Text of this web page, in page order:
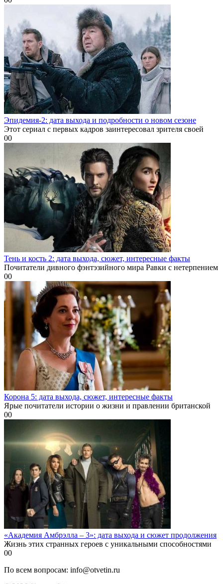
Эпидемия-2: дата выхода и подробности о новом сезоне
Этот сериал с первых кадров заинтересовал зрителя своей
00
Тень и кость 2: дата выхода, сюжет, интересные факты
Почитатели дивного фэнтэзийного мира Равки с нетерпением
00
Корона 5: дата выхода, сюжет, интересные факты
Ярые почитатели истории о жизни и правлении британской
00
«Академия Амбрэлла – 3»: дата выхода и сюжет продолжения
Жизнь этих странных героев с уникальными способностями
00
По всем вопросам: info@otvetin.ru